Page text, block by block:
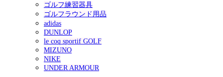
ゴルフ練習器具
ゴルフラウンド用品
adidas
DUNLOP
le coq sportif GOLF
MIZUNO
NIKE
UNDER ARMOUR